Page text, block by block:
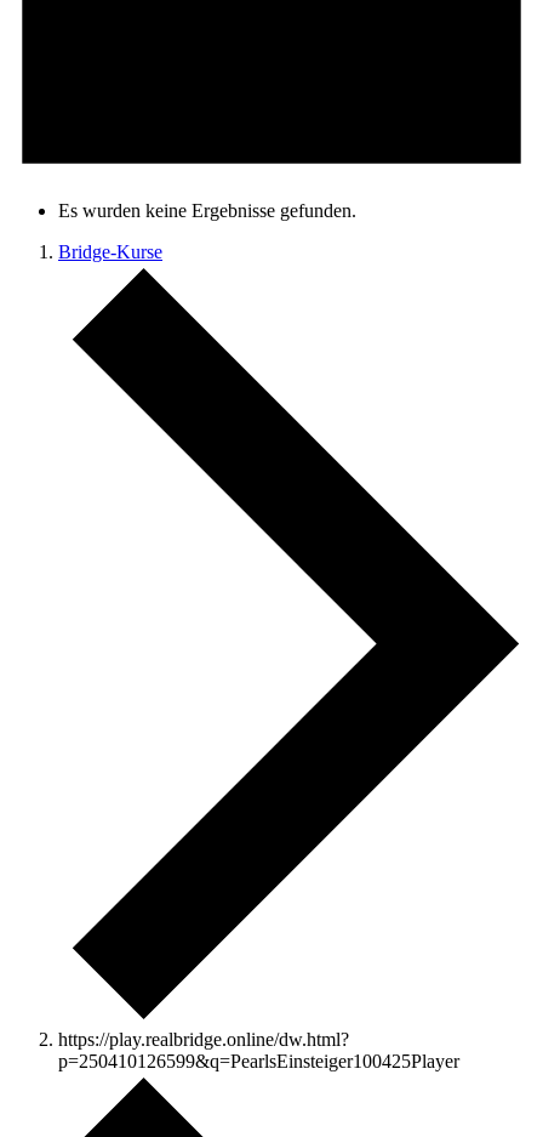
Es wurden keine Ergebnisse gefunden.
Bridge-Kurse
https://play.realbridge.online/dw.html?
p=250410126599&q=PearlsEinsteiger100425Player